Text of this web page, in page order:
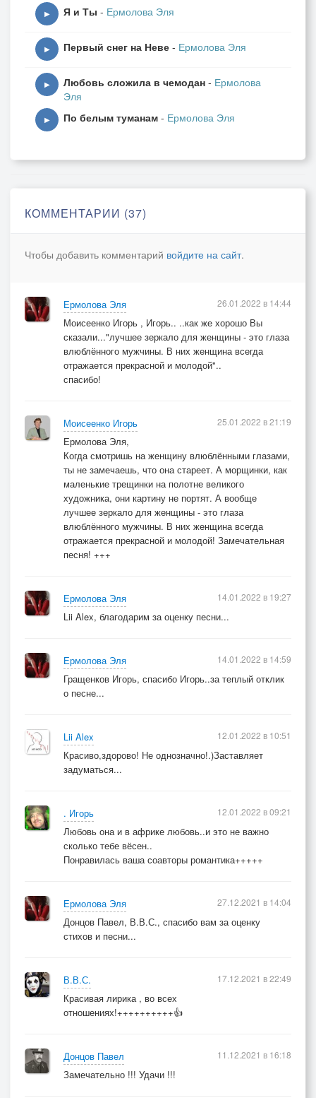
Под развеселый бой гитар
И лета бронзовый загар
Давно ушел в круженье лет
Тот солнечный июль.
Про локон твой седой.
Я знаю, ты всегда была
Жизнь летит быстрее, чем птица.
Годы даже крепость разрушат.
Время изменяет нам лица.
И совсем не трогает душу.
Пусть под небом звездным и млечным
Но моя любовь к тебе вечна.
И твоя любовь ко мне тоже.
▶ Я и Ты - Ермолова Эля
▶ Первый снег на Неве - Ермолова Эля
▶ Любовь сложила в чемодан - Ермолова
Эля
▶ По белым туманам - Ермолова Эля
КОММЕНТАРИИ (37)
Чтобы добавить комментарий войдите на сайт.
Ермолова Эля
Моисеенко Игорь , Игорь.. ..как же хорошо Вы
сказали..."лучшее зеркало для женщины - это глаза
влюблённого мужчины. В них женщина всегда
отражается прекрасной и молодой"..
спасибо!
26.01.2022 в 14:44
Моисеенко Игорь
Ермолова Эля,
Когда смотришь на женщину влюблёнными глазами,
ты не замечаешь, что она стареет. А морщинки, как
маленькие трещинки на полотне великого
художника, они картину не портят. А вообще
лучшее зеркало для женщины - это глаза
влюблённого мужчины. В них женщина всегда
отражается прекрасной и молодой! Замечательная
песня! +++
25.01.2022 в 21:19
Ермолова Эля
Lii Alex, благодарим за оценку песни...
14.01.2022 в 19:27
Ермолова Эля
Гращенков Игорь, спасибо Игорь..за теплый отклик
о песне...
14.01.2022 в 14:59
Lii Alex
Красиво,здорово! Не однозначно!.)Заставляет
задуматься...
12.01.2022 в 10:51
. Игорь
Любовь она и в африке любовь..и это не важно
сколько тебе вёсен..
Понравилась ваша соавторы романтика+++++
12.01.2022 в 09:21
Ермолова Эля
Донцов Павел, В.В.С., спасибо вам за оценку
стихов и песни...
27.12.2021 в 14:04
В.В.С.
Красивая лирика , во всех
отношениях!++++++++++👍
17.12.2021 в 22:49
Донцов Павел
Замечательно !!! Удачи !!!
11.12.2021 в 16:18